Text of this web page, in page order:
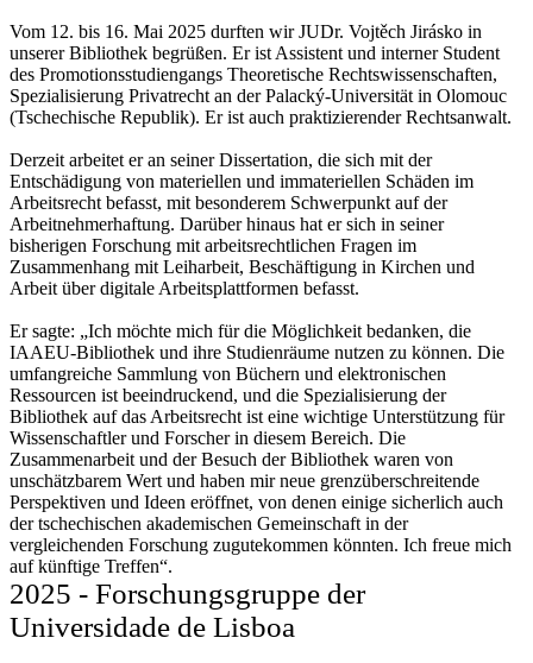
Vom 12. bis 16. Mai 2025 durften wir JUDr. Vojtěch Jirásko in
unserer Bibliothek begrüßen. Er ist Assistent und interner Student
des Promotionsstudiengangs Theoretische Rechtswissenschaften,
Spezialisierung Privatrecht an der Palacký-Universität in Olomouc
(Tschechische Republik). Er ist auch praktizierender Rechtsanwalt.
Derzeit arbeitet er an seiner Dissertation, die sich mit der
Entschädigung von materiellen und immateriellen Schäden im
Arbeitsrecht befasst, mit besonderem Schwerpunkt auf der
Arbeitnehmerhaftung. Darüber hinaus hat er sich in seiner
bisherigen Forschung mit arbeitsrechtlichen Fragen im
Zusammenhang mit Leiharbeit, Beschäftigung in Kirchen und
Arbeit über digitale Arbeitsplattformen befasst.
Er sagte: „Ich möchte mich für die Möglichkeit bedanken, die
IAAEU-Bibliothek und ihre Studienräume nutzen zu können. Die
umfangreiche Sammlung von Büchern und elektronischen
Ressourcen ist beeindruckend, und die Spezialisierung der
Bibliothek auf das Arbeitsrecht ist eine wichtige Unterstützung für
Wissenschaftler und Forscher in diesem Bereich. Die
Zusammenarbeit und der Besuch der Bibliothek waren von
unschätzbarem Wert und haben mir neue grenzüberschreitende
Perspektiven und Ideen eröffnet, von denen einige sicherlich auch
der tschechischen akademischen Gemeinschaft in der
vergleichenden Forschung zugutekommen könnten. Ich freue mich
auf künftige Treffen“.
2025 - Forschungsgruppe der
Universidade de Lisboa